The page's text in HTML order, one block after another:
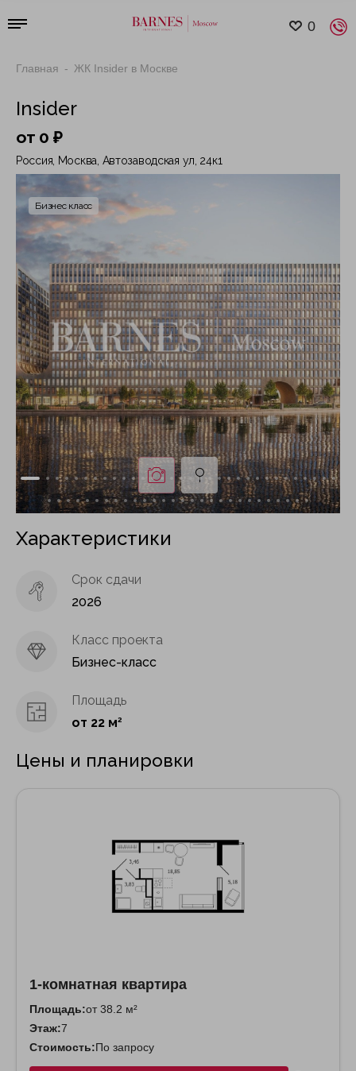
0
Главная ЖК Insider в Москве
Insider
от 0 ₽
Россия, Москва, Автозаводская ул, 24к1
Бизнес класс
Характеристики
Срок сдачи
2026
Класс проекта
Бизнес-класс
Площадь
от 22 м2
Цены и планировки
1-комнатная квартира
Площадь:от 38.2 м²
Этаж:7
Стоимость:По запросу